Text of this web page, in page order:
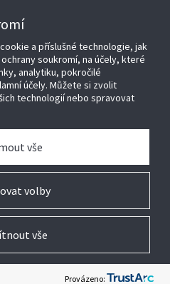
a příslušné technologie, jak
soukromí, na účely, které
analytiku, pokročilé
účely. Můžete si zvolit
technologií nebo spravovat
volby
vše
vše
Provázeno:
Nastavení cookies